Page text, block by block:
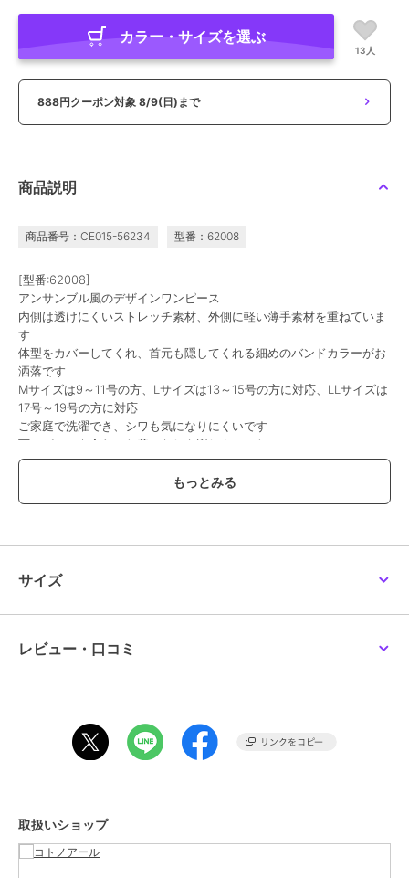
カラー・サイズを選ぶ
13人
888円クーポン対象 8/9(日)まで
商品説明
商品番号：CE015-56234 型番：62008
[型番:62008]
アンサンブル風のデザインワンピース
内側は透けにくいストレッチ素材、外側に軽い薄手素材を重ねていま
す
体型をカバーしてくれ、首元も隠してくれる細めのバンドカラーがお
洒落です
Mサイズは9～11号の方、Lサイズは13～15号の方に対応、LLサイズは
17号～19号の方に対応
ご家庭で洗濯でき、シワも気になりにくいです
下にパンツを合わせた着こなしも楽しんでいた
喪以外のシーンにも幅広く着用できます
M（9号～11号対応）L（13号～15号対応）LL（17号～19号対応）
ショップ
商品カテゴリ ワンピースドレス ／ワンピース
性別タイプ
ワンピース表地：ポリエステル10
0％
お手入れ
サイズ
レビュー・口コミ
取扱いショップ